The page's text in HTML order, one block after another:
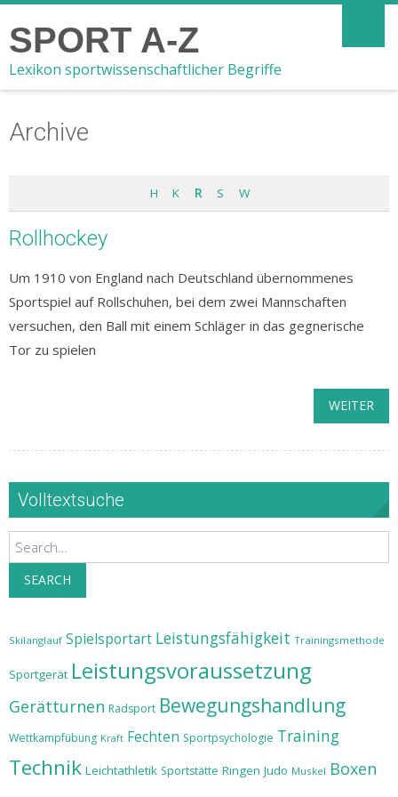
SPORT A-Z
Lexikon sportwissenschaftlicher Begriffe
Archive
H K R S W
Rollhockey
Um 1910 von England nach Deutschland übernommenes
Sportspiel auf Rollschuhen, bei dem zwei Mannschaften
versuchen, den Ball mit einem Schläger in das gegnerische
Tor zu spielen
WEITER
Volltextsuche
Search
SEARCH
Skilanglauf Spielsportart Leistungsfähigkeit Trainingsmethode
Sportgerät Leistungsvoraussetzung
Gerätturnen Radsport Bewegungshandlung
Wettkampfübung Kraft Fechten Sportpsychologie Training
Technik Leichtathletik Sportstätte Ringen Judo Muskel Boxen